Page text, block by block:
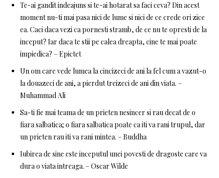
Te-ai gandit indeajuns si te-ai hotarat sa faci ceva? Din acest
moment nu-ti mai pasa nici de lume si nici de ce crede ori zice
ea. Caci daca vezi ca pornesti stramb, de ce nu te opresti de la
inceput? Iar daca te stii pe calea dreapta, cine te mai poate
impiedica? – Epictet
Un om care vede lumea la cincizeci de ani la fel cum a vazut-o
la douazeci de ani, a pierdut treizeci de ani din viata. –
Muhammad Ali
Sa-ti fie mai teama de un prieten nesincer si rau decat de o
fiara salbatica; o fiara salbatica poate ca iti va rani trupul, dar
un prieten rau iti va rani mintea. – Buddha
Iubirea de sine este inceputul unei povesti de dragoste care va
dura o viata intreaga. – Oscar Wilde